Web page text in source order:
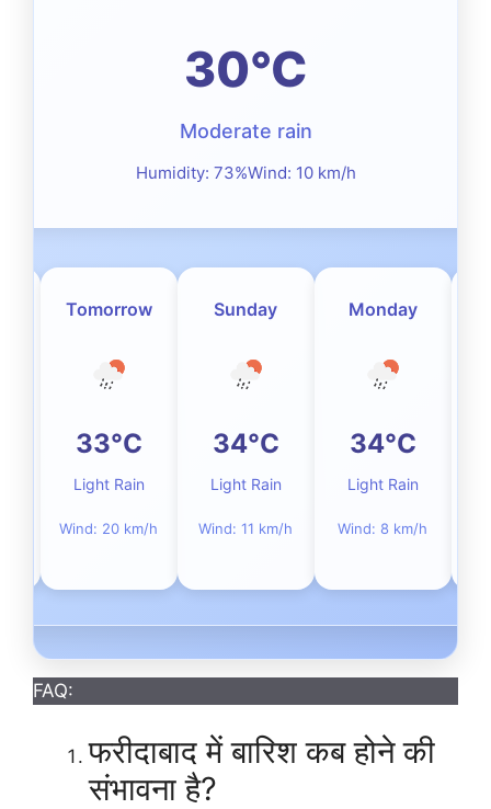
30°C
Moderate rain
Humidity: 73%Wind: 10 km/h
Tomorrow
33°C
Light Rain
Wind: 20 km/h
Sunday
34°C
Light Rain
Wind: 11 km/h
Monday
34°C
Light Rain
Wind: 8 km/h
FAQ:
फरीदाबाद में बारिश कब होने की
संभावना है?